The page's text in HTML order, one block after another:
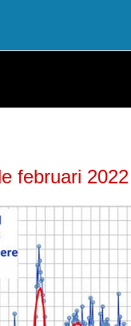
februari 2022